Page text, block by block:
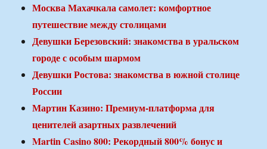
Москва Махачкала самолет: комфортное
путешествие между столицами
Девушки Березовский: знакомства в уральском
городе с особым шармом
Девушки Ростова: знакомства в южной столице
России
Мартин Казино: Премиум-платформа для
ценителей азартных развлечений
Martin Casino 800: Рекордный 800% бонус и